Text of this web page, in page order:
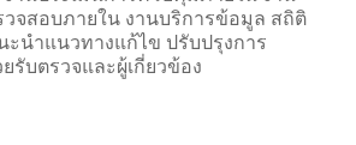
วจสอบภายใน งานบริการข้อมูล สถิติ
ะนำแนวทางแก้ไข ปรับปรุงการ
รับตรวจและผู้เกี่ยวข้อง